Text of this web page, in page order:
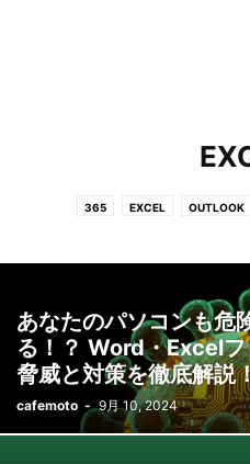
365 EXCEL OUTLOOK
あなたのパソコンも危
る！？ Word・Excel
脅威と対策を徹底解説
cafemoto - 9月 10, 2024